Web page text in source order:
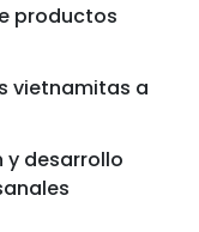
productos
vietnamitas a
y desarrollo